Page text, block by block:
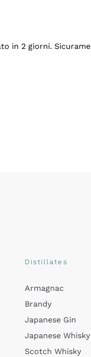
in 2 giorni.
Distillates
Armagnac
Brandy
Japanese Gin
Japanese Whisky
Scotch Whisky